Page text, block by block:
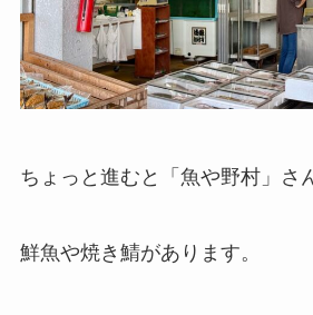
ちょっと進むと「魚や野村」さ
鮮魚や焼き鯖があります。